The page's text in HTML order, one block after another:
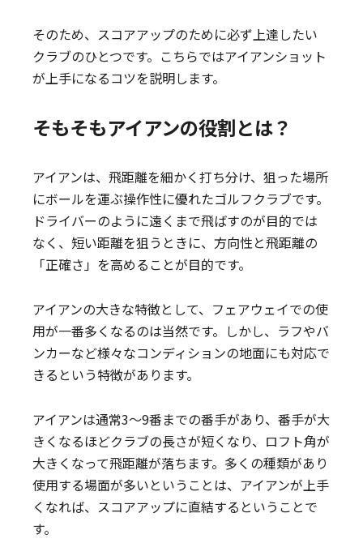
そのため、スコアアップのために必ず上達したい
クラブのひとつです。こちらではアイアンショット
が上手になるコツを説明します。
そもそもアイアンの役割とは？
アイアンは、飛距離を細かく打ち分け、狙った場所
にボールを運ぶ操作性に優れたゴルフクラブです。
ドライバーのように遠くまで飛ばすのが目的では
なく、短い距離を狙うときに、方向性と飛距離の
「正確さ」を高めることが目的です。
アイアンの大きな特徴として、フェアウェイでの使
用が一番多くなるのは当然です。しかし、ラフやバ
ンカーなど様々なコンディションの地面にも対応で
きるという特徴があります。
アイアンは通常3〜9番までの番手があり、番手が大
きくなるほどクラブの長さが短くなり、ロフト角が
大きくなって飛距離が落ちます。多くの種類があり
使用する場面が多いということは、アイアンが上手
くなれば、スコアアップに直結するということで
す。